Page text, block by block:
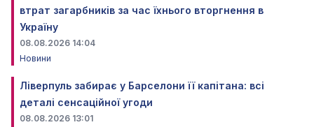
втрат загарбників за час їхнього вторгнення в
Україну
08.08.2026 14:04
Новини
Ліверпуль забирає у Барселони її капітана: всі
деталі сенсаційної угоди
08.08.2026 13:01